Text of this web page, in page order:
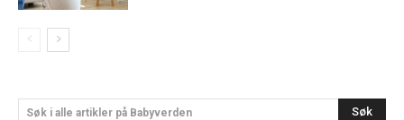
Søk i alle artikler på Babyverden Søk